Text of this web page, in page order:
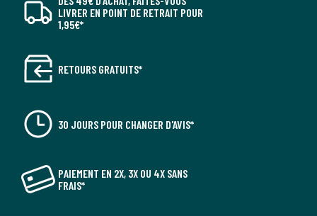
LIVRER EN POINT DE RETRAIT POUR
1,95€*
RETOURS GRATUITS*
30 JOURS POUR CHANGER D'AVIS*
PAIEMENT EN 2X, 3X OU 4X SANS
FRAIS*